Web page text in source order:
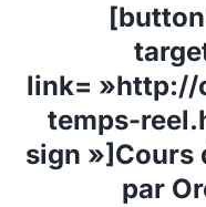
link= »http://
temps-
sign »]Cours
par